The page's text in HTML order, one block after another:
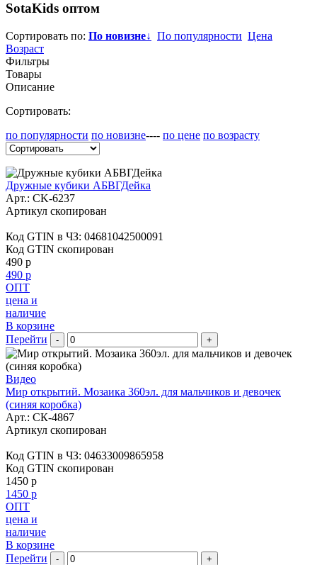
SotaKids оптом
Сортировать по: По новизне↓ По популярности Цена
Возраст
Фильтры
Товары
Описание
Сортировать:
по популярности по новизне---- по цене по возрасту
Дружные кубики АБВГДейка
Арт.: CK-6237
Артикул скопирован
Код GTIN в ЧЗ: 04681042500091
Код GTIN скопирован
490 р
490 р
ОПТ
цена и
наличие
В корзине
Перейти
- +
Видео
Мир открытий. Мозаика 360эл. для мальчиков и девочек
(синяя коробка)
Арт.: СК-4867
Артикул скопирован
Код GTIN в ЧЗ: 04633009865958
Код GTIN скопирован
1450 р
1450 р
ОПТ
цена и
наличие
В корзине
Перейти
- +